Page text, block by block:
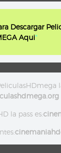
Descargar
Aqui"
la pass es: